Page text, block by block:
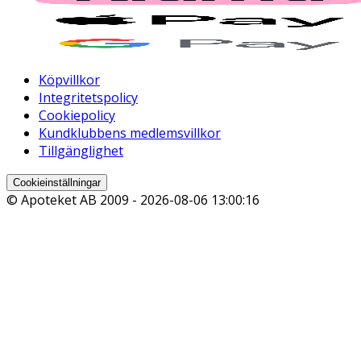
Köpvillkor
Integritetspolicy
Cookiepolicy
Kundklubbens medlemsvillkor
Tillgänglighet
Cookieinställningar
© Apoteket AB 2009 - 2026-08-06 13:00:16